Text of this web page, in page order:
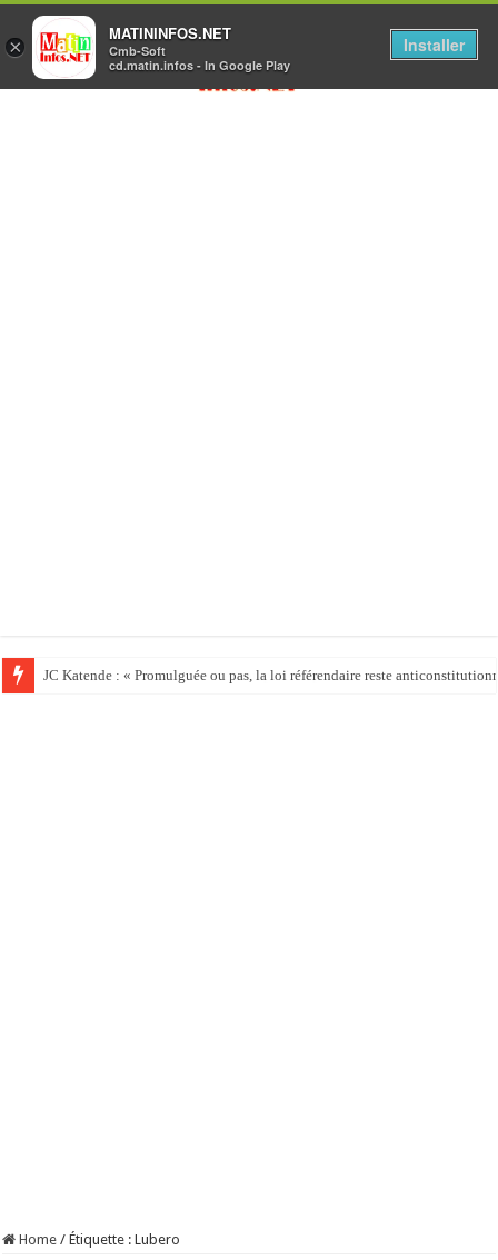
JC Katende : « Promulguée ou pas, la loi référendaire reste
Home / Étiquette :Lubero
×
MATININFOS.NET
Cmb-Soft
cd.matin.infos - In Google Play
Installer